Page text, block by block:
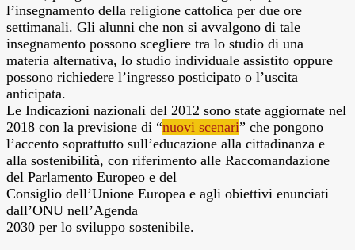
l’insegnamento della religione cattolica per due ore
settimanali. Gli alunni che non si avvalgono di tale
insegnamento possono scegliere tra lo studio di una
materia alternativa, lo studio individuale assistito oppure
possono richiedere l’ingresso posticipato o l’uscita
anticipata.
Le Indicazioni nazionali del 2012 sono state aggiornate nel
2018 con la previsione di “nuovi scenari” che pongono
l’accento soprattutto sull’educazione alla cittadinanza e
alla sostenibilità, con riferimento alle Raccomandazione
del Parlamento Europeo e del
Consiglio dell’Unione Europea e agli obiettivi enunciati
dall’ONU nell’Agenda
2030 per lo sviluppo sostenibile.